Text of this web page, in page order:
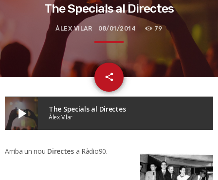
The Specials al Directes
ÀLEX VILAR 08/01/2014 79
share
email
play_arrow The Specials al Directes
Àlex Vilar
Arriba un nou Directesa Ràdio90.